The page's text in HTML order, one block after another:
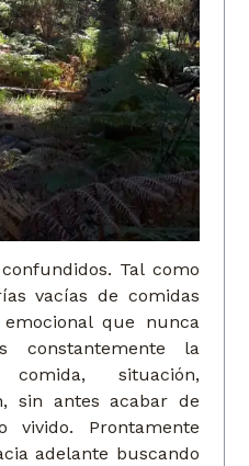
Tal como
vacías de comidas
que nunca
constantemente la
situación,
sin antes acabar de
Prontamente
adelante buscando